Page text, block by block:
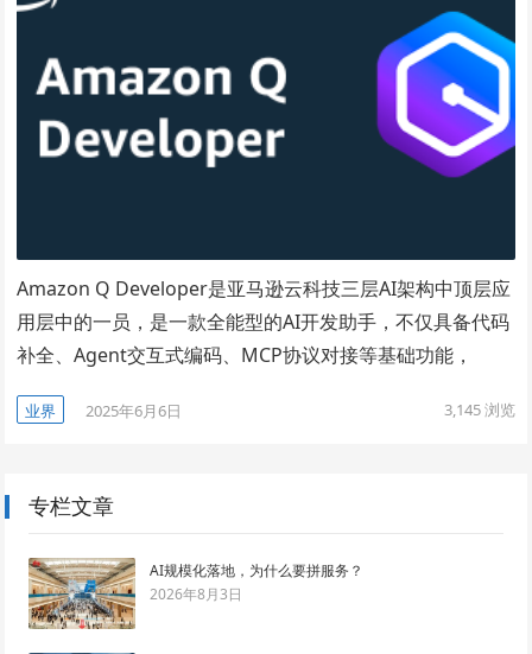
Amazon Q Developer是亚马逊云科技三层AI架构中顶层应
用层中的一员，是一款全能型的AI开发助手，不仅具备代码
补全、Agent交互式编码、MCP协议对接等基础功能，
业界 2025年6月6日 3,145浏览
专栏文章
AI规模化落地，为什么要拼服务？
2026年8月3日